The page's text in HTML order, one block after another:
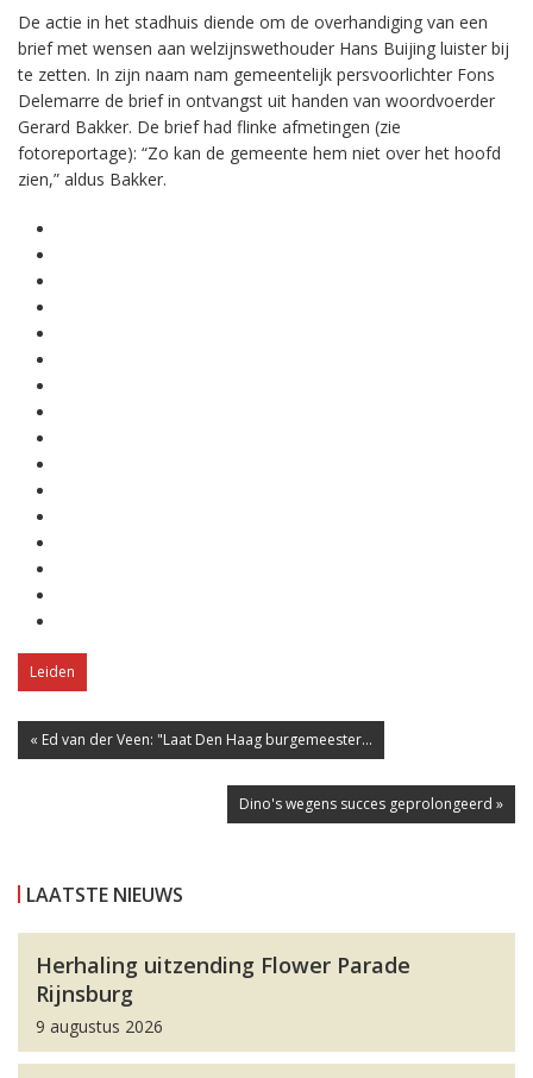
De actie in het stadhuis diende om de overhandiging van een
brief met wensen aan welzijnswethouder Hans Buijing luister bij
te zetten. In zijn naam nam gemeentelijk persvoorlichter Fons
Delemarre de brief in ontvangst uit handen van woordvoerder
Gerard Bakker. De brief had flinke afmetingen (zie
fotoreportage): “Zo kan de gemeente hem niet over het hoofd
zien,” aldus Bakker.
Leiden
« Ed van der Veen: "Laat Den Haag burgemeester...
Dino's wegens succes geprolongeerd »
LAATSTE NIEUWS
Herhaling uitzending Flower Parade
Rijnsburg
9 augustus 2026